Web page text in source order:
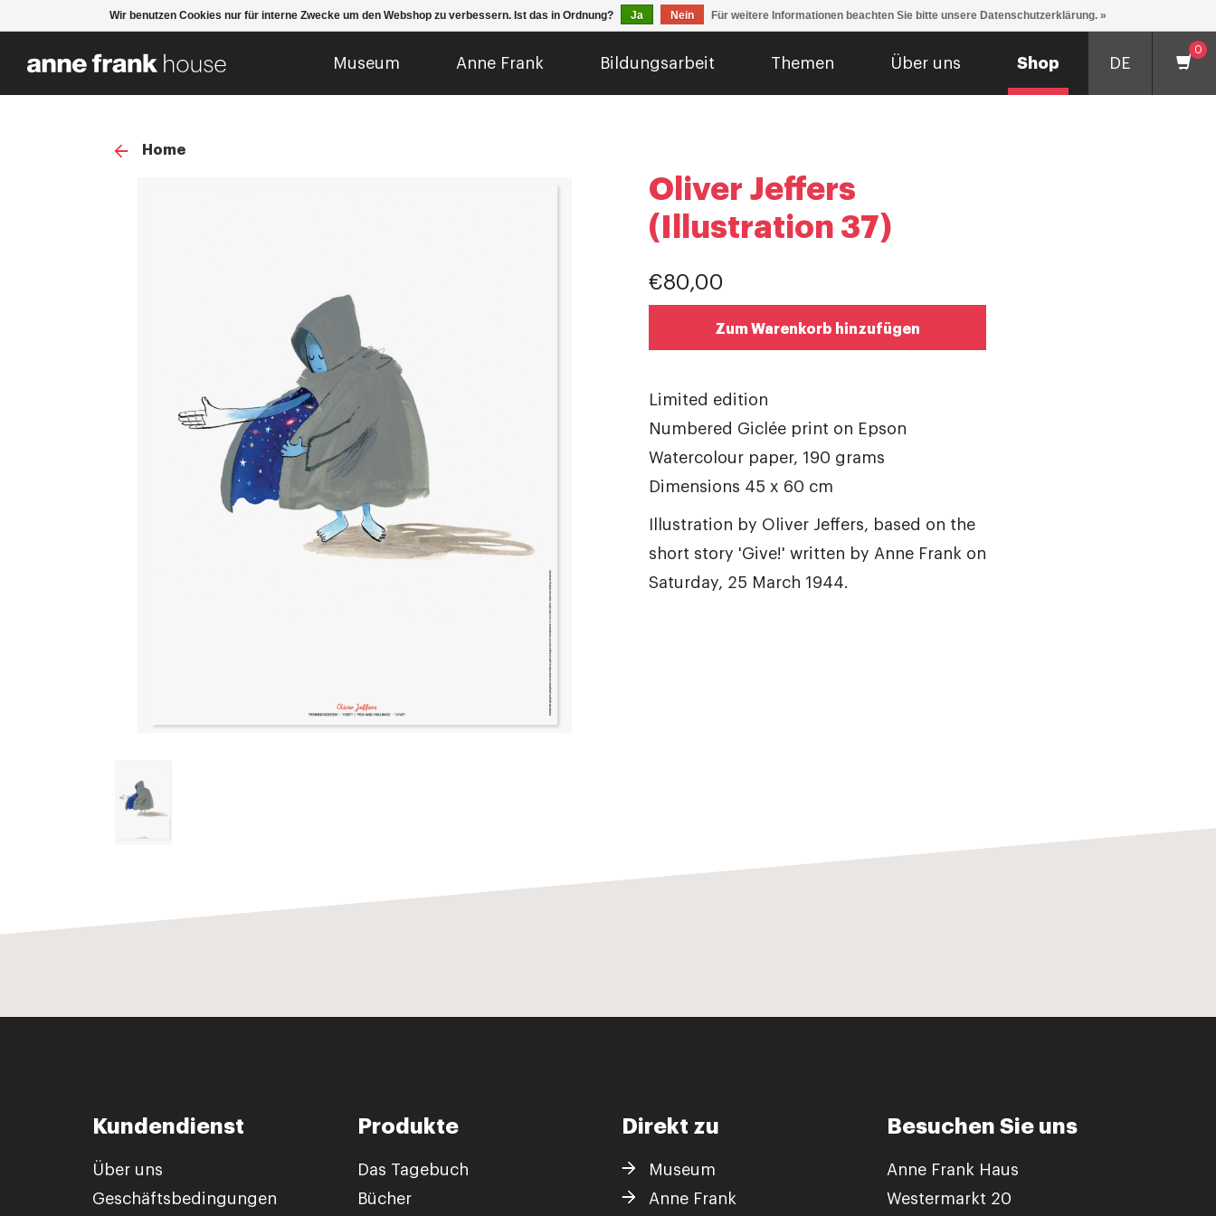
Museum Anne Frank Bildungsarbeit Themen Über uns Shop DE
0
Home
Oliver Jeffers
(Illustration 37)
€80,00
Zum Warenkorb hinzufügen
Limited edition
Numbered Giclée print on Epson
Watercolour paper, 190 grams
Dimensions 45 x 60 cm
Illustration by Oliver Jeffers, based on the
short story 'Give!' written by Anne Frank on
Saturday, 25 March 1944.
Kundendienst
Über uns
Geschäftsbedingungen
Produkte
Das Tagebuch
Bücher
Direkt zu
Museum
Anne Frank
Besuchen Sie uns
Anne Frank Haus
Westermarkt 20
Wir benutzen Cookies nur für interne Zwecke um den Webshop zu verbessern. Ist das in Ordnung? Ja Nein Für weitere Informationen beachten Sie bitte unsere Datenschutzerklärung. »